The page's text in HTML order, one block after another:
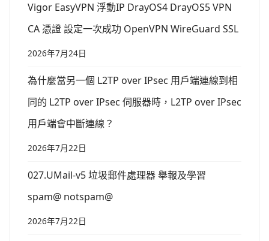
Vigor EasyVPN 浮動IP DrayOS4 DrayOS5 VPN
CA 憑證 設定一次成功 OpenVPN WireGuard SSL
2026年7月24日
為什麼當另一個 L2TP over IPsec 用戶端連線到相
同的 L2TP over IPsec 伺服器時，L2TP over IPsec
用戶端會中斷連線？
2026年7月22日
027.UMail-v5 垃圾郵件處理器 舉報及學習
spam@ notspam@
2026年7月22日